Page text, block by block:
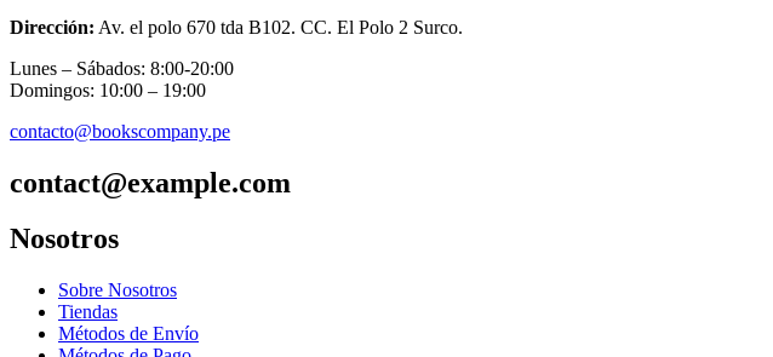
Dirección: Av. el polo 670 tda B102. CC. El Polo 2 Surco.
Lunes – Sábados: 8:00-20:00
Domingos: 10:00 – 19:00
contacto@bookscompany.pe
contact@example.com
Nosotros
Sobre Nosotros
Tiendas
Métodos de Envío